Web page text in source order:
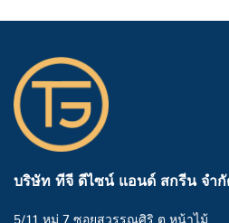
บริษัท ทีจี ดีไซน์ แอนด์ สกรีน จำกั